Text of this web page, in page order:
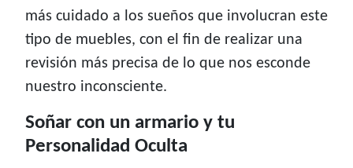
más cuidado a los sueños que involucran este
tipo de muebles, con el fin de realizar una
revisión más precisa de lo que nos esconde
nuestro inconsciente.
Soñar con un armario y tu
Personalidad Oculta